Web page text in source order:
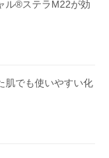
ル®ステラM22が効
肌でも使いやすい化